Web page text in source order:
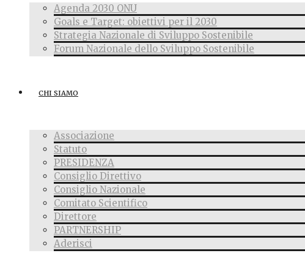
Agenda 2030 ONU
Goals e Target: obiettivi per il 2030
Strategia Nazionale di Sviluppo Sostenibile
Forum Nazionale dello Sviluppo Sostenibile
CHI SIAMO
Associazione
Statuto
PRESIDENZA
Consiglio Direttivo
Consiglio Nazionale
Comitato Scientifico
Direttore
PARTNERSHIP
Aderisci